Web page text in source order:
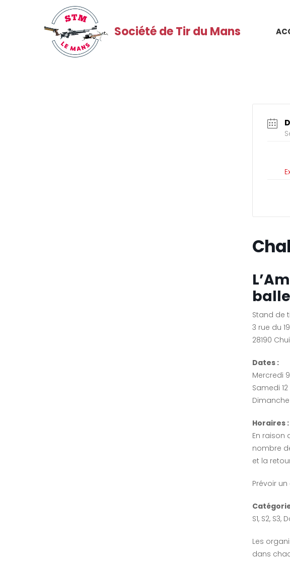
Société de Tir du Mans
Stand de
3 rue du
28190
Dates :
Mercredi
Samedi
Horaires :
En raison
nombre
et la
Prévoir
S1, S2,
Les
dans